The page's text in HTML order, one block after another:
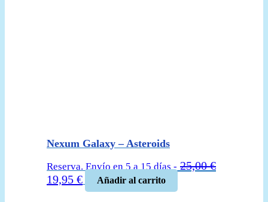
Nexum Galaxy – Asteroids
Reserva. Envío en 5 a 15 días - 25,00€
El
19,95 €El
precio
Añadir al carrito